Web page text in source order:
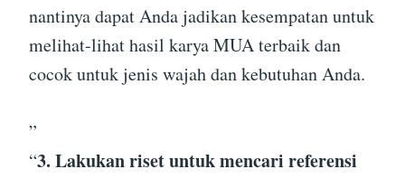
nantinya dapat Anda jadikan kesempatan untuk
melihat-lihat hasil karya MUA terbaik dan
cocok untuk jenis wajah dan kebutuhan Anda.
”
“3. Lakukan riset untuk mencari referensi